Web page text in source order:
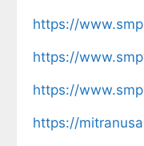
https://
https://
https://
https://